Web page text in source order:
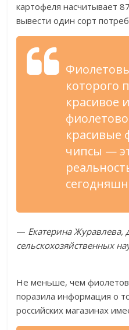
картофеля насчитывает
вывести один сорт
которого
красивое
красивые
чипсы —
— Екатерина Журавлева,
сельскохозяйственных
Не меньше, чем
поразила информация о
российских магазинах